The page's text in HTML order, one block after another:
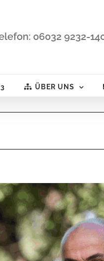
06032 9232-
ÜBER UNS